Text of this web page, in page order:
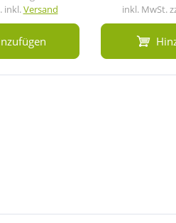
inkl.Versand
inkl. MwSt.